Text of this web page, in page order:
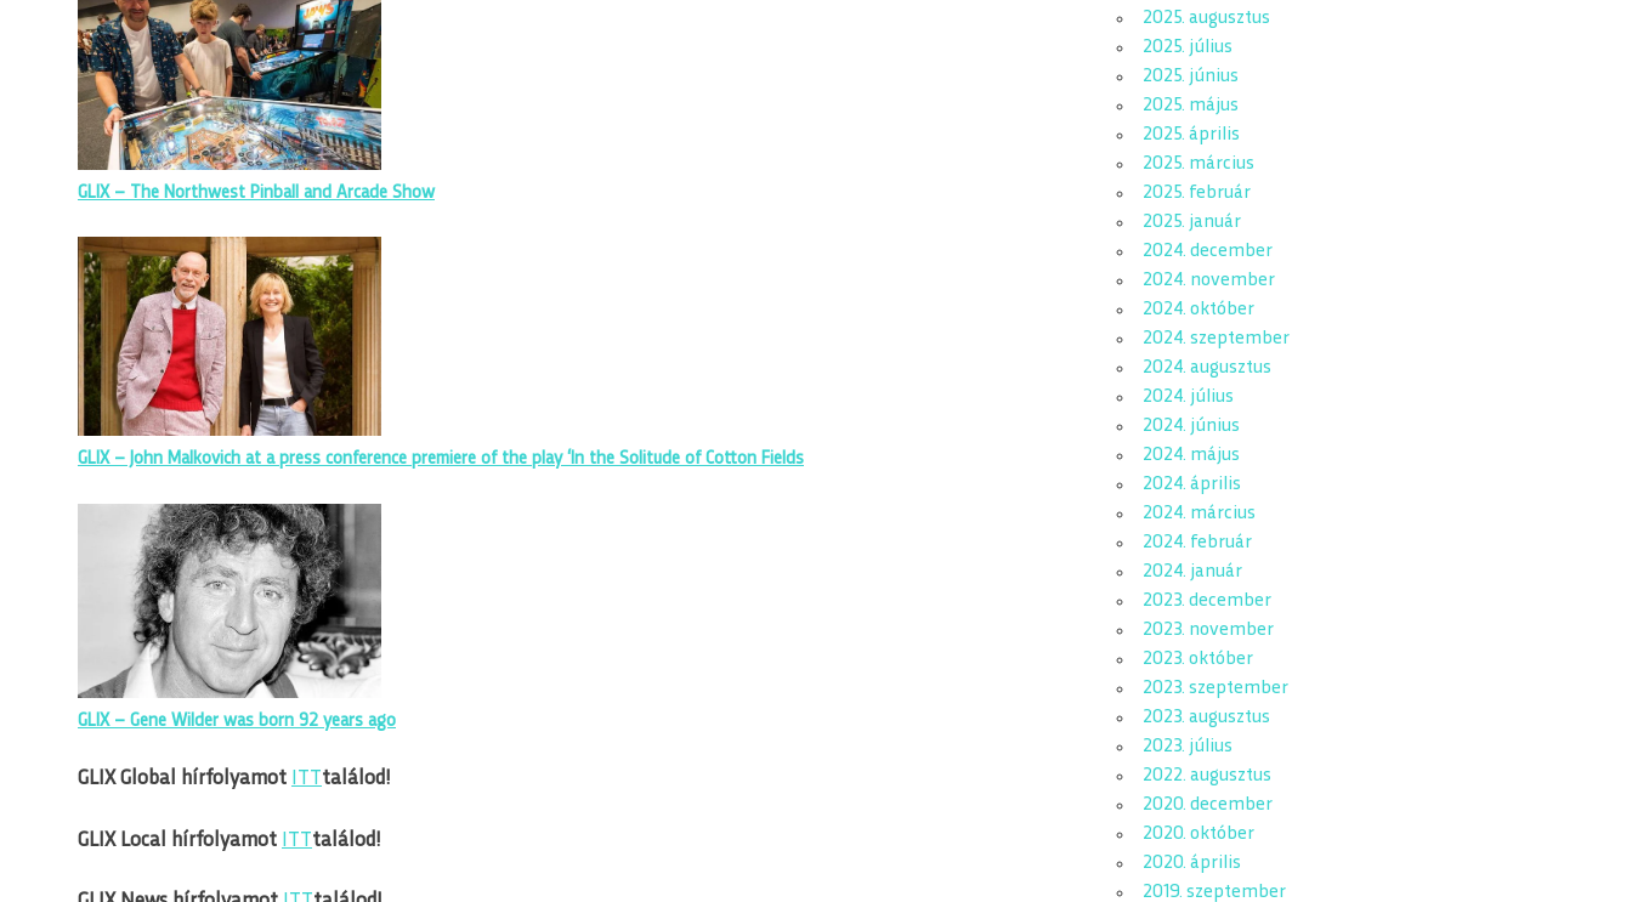
GLIX – The Northwest Pinball and Arcade Show
GLIX – John Malkovich at a press conference premiere of the play ‘In the Solitude of Cotton Fields
GLIX – Gene Wilder was born 92 years ago
GLIX Global hírfolyamot találod!
GLIX Local hírfolyamot ITTtalálod!
2025. augusztus
2025. július
2025. június
2025. május
2025. április
2025. március
2025. február
2025. január
2024. december
2024. november
2024. október
2024. szeptember
2024. augusztus
2024. július
2024. június
2024. május
2024. április
2024. március
2024. február
2024. január
2023. december
2023. november
2023. október
2023. szeptember
2023. augusztus
2023. július
2022. augusztus
2020. december
2020. október
2020. április
2019. szeptember